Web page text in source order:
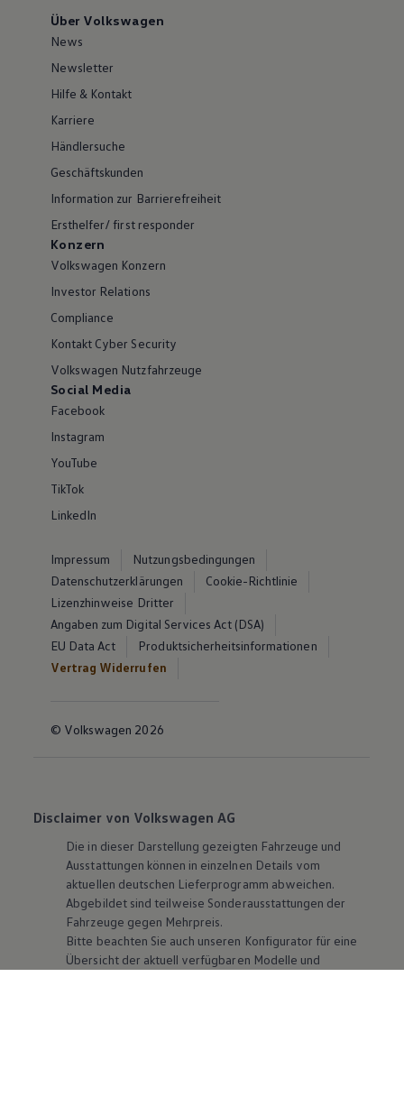
Über Volkswagen
News
Newsletter
Hilfe & Kontakt
Karriere
Händlersuche
Geschäftskunden
Information zur Barrierefreiheit
Ersthelfer/ first responder
Konzern
Volkswagen Konzern
Investor Relations
Compliance
Kontakt Cyber Security
Volkswagen Nutzfahrzeuge
Social Media
Facebook
Instagram
YouTube
TikTok
LinkedIn
Impressum
Nutzungsbedingungen
Datenschutzerklärungen
Cookie-Richtlinie
Lizenzhinweise Dritter
Angaben zum Digital Services Act (DSA)
EU Data Act
Produktsicherheitsinformationen
Vertrag Widerrufen
© Volkswagen 2026
Disclaimer von Volkswagen AG
Die in dieser Darstellung gezeigten Fahrzeuge und
Ausstattungen können in einzelnen Details vom
aktuellen deutschen Lieferprogramm abweichen.
Abgebildet sind teilweise Sonderausstattungen der
Fahrzeuge gegen Mehrpreis.
Bitte beachten Sie auch unseren Konfigurator für eine
Übersicht der aktuell verfügbaren Modelle und